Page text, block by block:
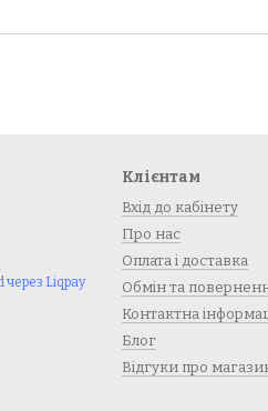
Клієнтам
Вхід до кабінету
Про нас
Оплата і доставка
Обмін та
Контактна
Блог
Відгуки про